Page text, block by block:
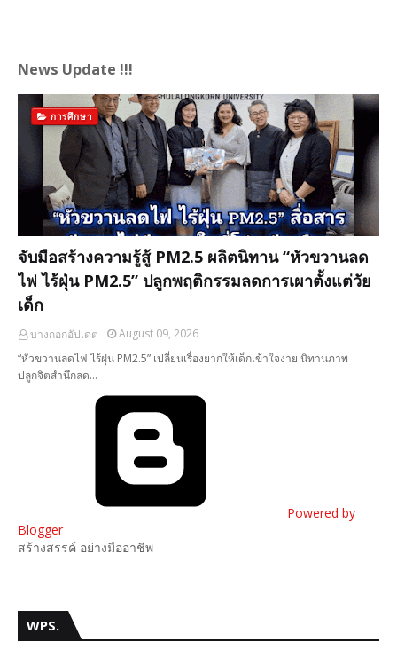
News Update !!!
การศึกษา
จับมือสร้างความรู้สู้ PM2.5 ผลิตนิทาน “หัวขวานลด
ไฟ ไร้ฝุ่น PM2.5” ปลูกพฤติกรรมลดการเผาตั้งแต่วัย
เด็ก
บางกอกอัปเดต
August 09, 2026
“หัวขวานลดไฟ ไร้ฝุ่น PM2.5” ​เปลี่ยน​เรื่องยากให้เด็กเข้าใจง่าย นิทานภาพ
ปลูกจิตสำนึกลด…
Powered by
Blogger
สร้างสรรค์ อย่างมืออาชีพ
WPS.